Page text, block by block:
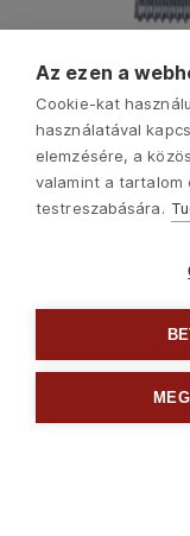
Az ezen a
Cookie-kat
használatával
elemzésére, a
valamint a tartalom
testreszabására.